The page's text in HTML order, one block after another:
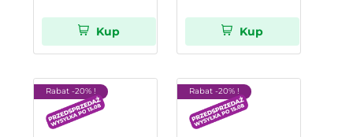
Kup Kup
Rabat -20% ! Rabat -20% !